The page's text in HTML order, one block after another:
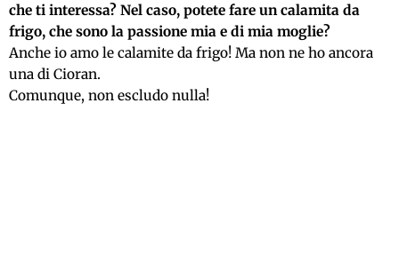
che ti interessa? Nel caso, potete fare un calamita da
frigo, che sono la passione mia e di mia moglie?
Anche io amo le calamite da frigo! Ma non ne ho ancora
una di Cioran.
Comunque, non escludo nulla!